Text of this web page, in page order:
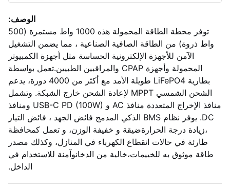
الوصف:
توفر محطة الطاقة المحمولة هذه 1000 واط مستمرة (500
واط ذروة) من الطاقة الصافية الصناعية ، مما يضمن التشغيل
الآمن للأجهزة الإلكترونية الحساسة مثل أجهزة الكمبيوتر
المحمولة وأجهزة CPAP والمراقبين الطبيين.تعمل بواسطة
بطارية LiFePO4 طويلة الأمد مع أكثر من 4000 دورة، يدعم
الشحن الشمسي MPPT لإعادة الشحن خارج الشبكة. وتشمل
منافذ الإخراج المتعددة منافذ AC و USB-C PD (100W) ومنافذ
DC. يوفر نظام BMS الذكي المدمج فائض الجهد ، فائض التيار
،زيادة درجة الحرارةضيقة و خفيفة الوزن، و تعمل كمحافظة
طارئة في حالات انقطاع الكهرباء في المنازل، وكذلك مصدر
طاقة موثوق به للخييمات،خالية من الدخانوآمنة للاستخدام في
الداخل.